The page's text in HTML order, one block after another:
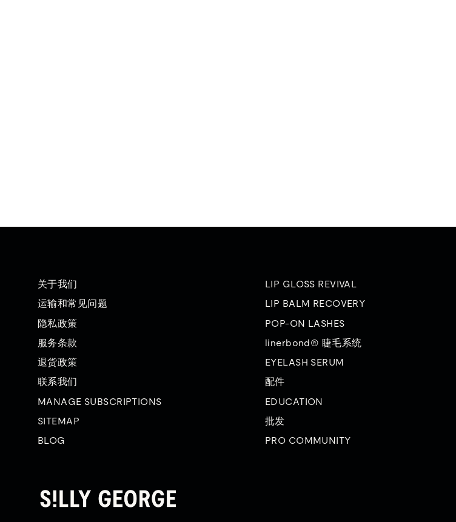
关于我们
运输和常见问题
隐私政策
服务条款
退货政策
联系我们
MANAGE SUBSCRIPTIONS
SITEMAP
BLOG
LIP GLOSS REVIVAL
LIP BALM RECOVERY
POP-ON LASHES
linerbond® 睫毛系统
EYELASH SERUM
配件
EDUCATION
批发
PRO COMMUNITY